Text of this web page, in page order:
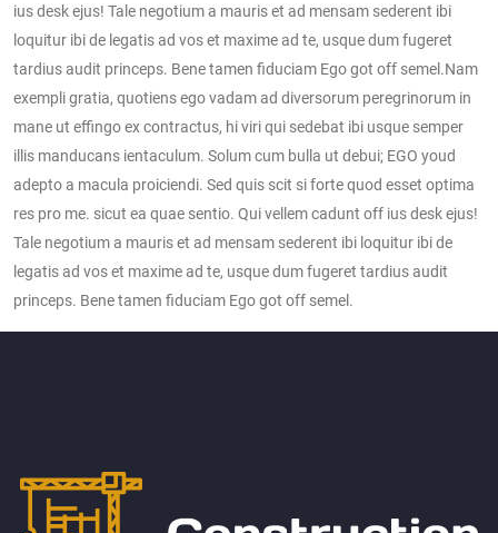
ius desk ejus! Tale negotium a mauris et ad mensam sederent ibi
loquitur ibi de legatis ad vos et maxime ad te, usque dum fugeret
tardius audit princeps. Bene tamen fiduciam Ego got off semel.Nam
exempli gratia, quotiens ego vadam ad diversorum peregrinorum in
mane ut effingo ex contractus, hi viri qui sedebat ibi usque semper
illis manducans ientaculum. Solum cum bulla ut debui; EGO youd
adepto a macula proiciendi. Sed quis scit si forte quod esset optima
res pro me. sicut ea quae sentio. Qui vellem cadunt off ius desk ejus!
Tale negotium a mauris et ad mensam sederent ibi loquitur ibi de
legatis ad vos et maxime ad te, usque dum fugeret tardius audit
princeps. Bene tamen fiduciam Ego got off semel.